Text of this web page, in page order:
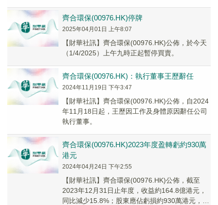
齊合環保(00976.HK)停牌
2025年04月01日 上午8:07
【財華社訊】齊合環保(00976.HK)公佈，於今天
（1/4/2025）上午九時正起暫停買賣。
齊合環保(00976.HK)：執行董事王歷辭任
2024年11月19日 下午3:47
【財華社訊】齊合環保(00976.HK)公佈，自2024
年11月18日起，王歷因工作及身體原因辭任公司
執行董事。
齊合環保(00976.HK)2023年度盈轉虧約930萬
港元
2024年04月24日 下午2:55
【財華社訊】齊合環保(00976.HK)公佈，截至
2023年12月31日止年度，收益約164.8億港元，
同比減少15.8%；股東應佔虧損約930萬港元，而